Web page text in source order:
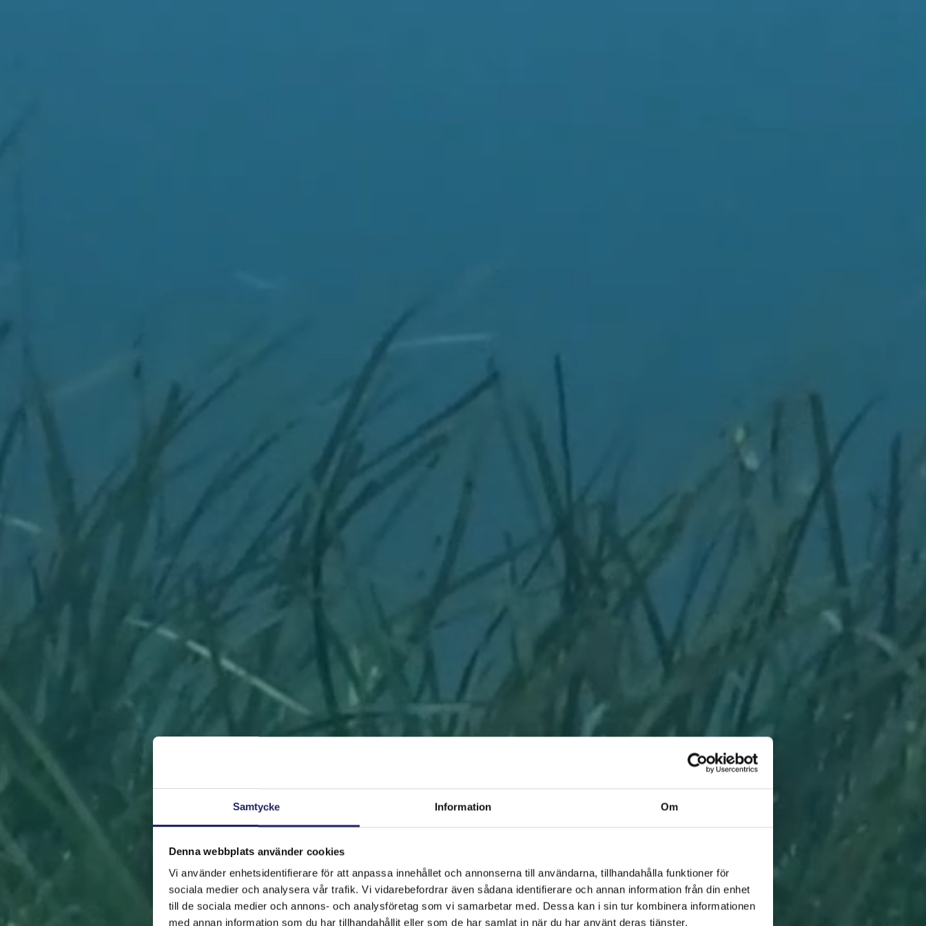
Samtycke Information Om
Denna webbplats använder cookies
Vi använder enhetsidentifierare för att anpassa innehållet och annonserna till användarna, tillhandahålla funktioner för
sociala medier och analysera vår trafik. Vi vidarebefordrar även sådana identifierare och annan information från din enhet
till de sociala medier och annons- och analysföretag som vi samarbetar med. Dessa kan i sin tur kombinera informationen
med annan information som du har tillhandahållit eller som de har samlat in när du har använt deras tjänster.
FRAMSIDAN HJÄLP ÖSTERSJÖN RÄDDA EN BIT